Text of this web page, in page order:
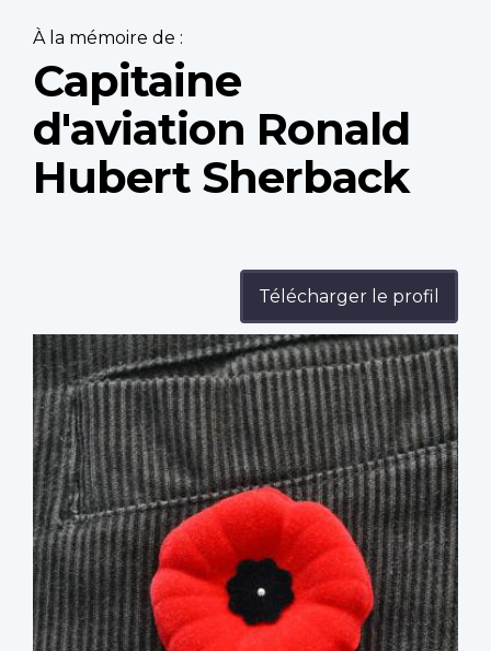
À la mémoire de :
Capitaine
d'aviation Ronald
Hubert Sherback
Télécharger le profil
Profile
image